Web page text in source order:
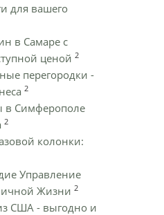
для вашего
в Самаре с
ценой 2
перегородки -
2
в Симферополе
2
колонки:
Управление
Жизни 2
США - выгодно и